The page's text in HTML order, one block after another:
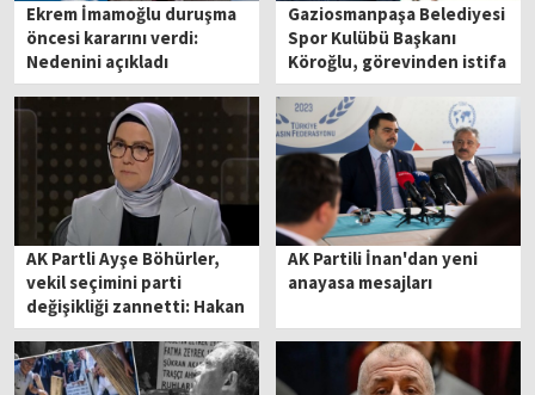
Ekrem İmamoğlu duruşma
öncesi kararını verdi:
Nedenini açıkladı
Gaziosmanpaşa Belediyesi
Spor Kulübü Başkanı
Köroğlu, görevinden istifa
etti
AK Partli Ayşe Böhürler,
vekil seçimini parti
değişikliği zannetti: Hakan
Bey'e hoş geldiniz
diyorum
AK Partili İnan'dan yeni
anayasa mesajları